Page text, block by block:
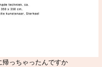
っちゃったんですか